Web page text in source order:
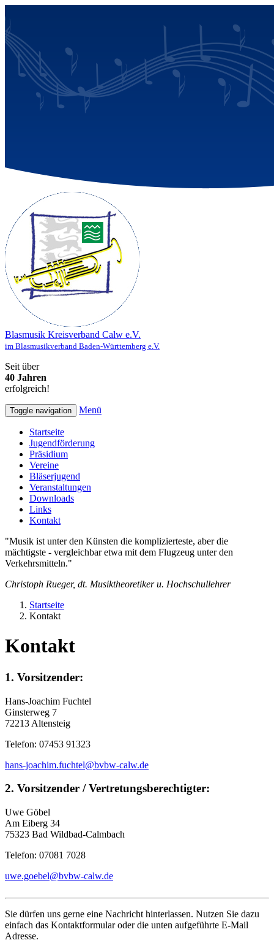
Blasmusik Kreisverband Calw e.V.
im Blasmusikverband Baden-Württemberg e.V.
Seit über
40 Jahren
erfolgreich!
Toggle navigation Menü
Startseite
Jugendförderung
Präsidium
Vereine
Bläserjugend
Veranstaltungen
Downloads
Links
Kontakt
"Musik ist unter den Künsten die komplizierteste, aber die
mächtigste - vergleichbar etwa mit dem Flugzeug unter den
Verkehrsmitteln."
Christoph Rueger, dt. Musiktheoretiker u. Hochschullehrer
Startseite
Kontakt
Kontakt
1. Vorsitzender:
Hans-Joachim Fuchtel
Ginsterweg 7
72213 Altensteig
Telefon: 07453 91323
hans-joachim.fuchtel@bvbw-calw.de
2. Vorsitzender / Vertretungsberechtigter:
Uwe Göbel
Am Eiberg 34
75323 Bad Wildbad-Calmbach
Telefon: 07081 7028
uwe.goebel@bvbw-calw.de
Sie dürfen uns gerne eine Nachricht hinterlassen. Nutzen Sie dazu
einfach das Kontaktformular oder die unten aufgeführte E-Mail
Adresse.